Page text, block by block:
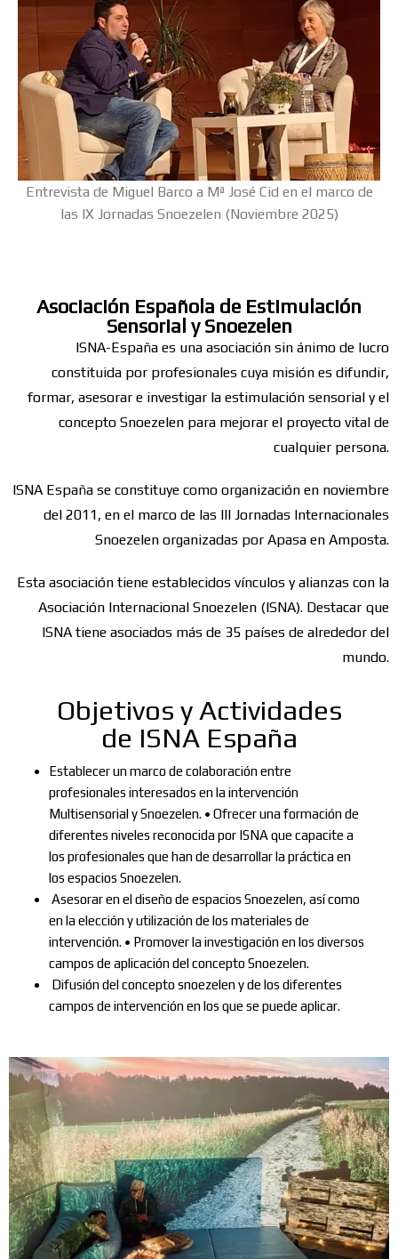
Entrevista de Miguel Barco a Mª José Cid en el marco de
las IX Jornadas Snoezelen (Noviembre 2025)
Asociación Española de Estimulación
Sensorial y Snoezelen
ISNA-España es una asociación sin ánimo de lucro
constituida por profesionales cuya misión es difundir,
formar, asesorar e investigar la estimulación sensorial y el
concepto Snoezelen para mejorar el proyecto vital de
cualquier persona.
ISNA España se constituye como organización en noviembre
del 2011, en el marco de las III Jornadas Internacionales
Snoezelen organizadas por Apasa en Amposta.
Esta asociación tiene establecidos vínculos y alianzas con la
Asociación Internacional Snoezelen (ISNA). Destacar que
ISNA tiene asociados más de 35 países de alrededor del
mundo.
Objetivos y Actividades
de ISNA España
Establecer un marco de colaboración entre
profesionales interesados en la intervención
Multisensorial y Snoezelen. • Ofrecer una formación de
diferentes niveles reconocida por ISNA que capacite a
los profesionales que han de desarrollar la práctica en
los espacios Snoezelen.
Asesorar en el diseño de espacios Snoezelen, así como
en la elección y utilización de los materiales de
intervención. • Promover la investigación en los diversos
campos de aplicación del concepto Snoezelen.
Difusión del concepto snoezelen y de los diferentes
campos de intervención en los que se puede aplicar.